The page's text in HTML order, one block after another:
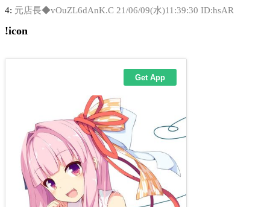
4: 元店長◆vOuZL6dAnK.C 21/06/09(水)11:39:30 ID:hsAR
!icon